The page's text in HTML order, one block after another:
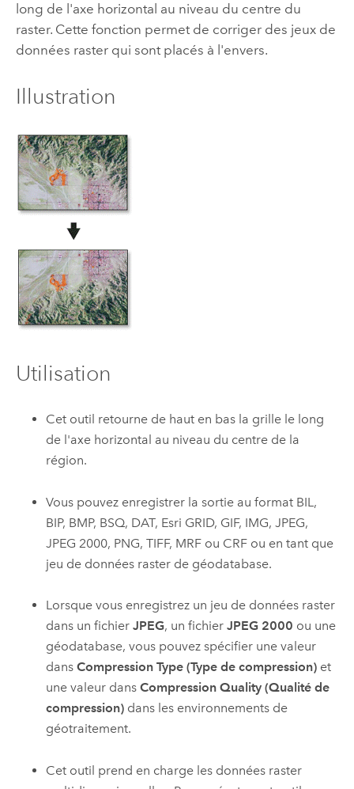
long de l'axe horizontal au niveau du centre du
raster. Cette fonction permet de corriger des jeux de
données raster qui sont placés à l'envers.
Illustration
Utilisation
Cet outil retourne de haut en bas la grille le long
de l'axe horizontal au niveau du centre de la
région.
Vous pouvez enregistrer la sortie au format BIL,
BIP, BMP, BSQ, DAT, Esri GRID, GIF, IMG, JPEG,
JPEG 2000, PNG, TIFF, MRF ou CRF ou en tant que
jeu de données raster de géodatabase.
Lorsque vous enregistrez un jeu de données raster
dans un fichierJPEG, un fichierJPEG 2000 ou une
géodatabase, vous pouvez spécifier une valeur
dansCompression Type (Type de compression) et
une valeur dansCompression Quality (Qualité de
compression) dans les environnements de
géotraitement.
Cet outil prend en charge les données raster